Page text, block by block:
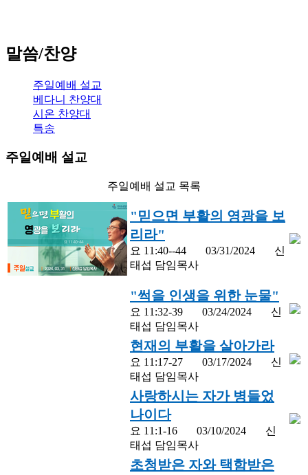
말씀/찬양
주일예배 설교
베다니 찬양대
시온 찬양대
특송
주일예배 설교
주일예배 설교 목록
"믿으면 부활의 영광을 보
리라"
요 11:40--44 03/31/2024
신
태섭 담임목사
"썩을 인생을 위한 눈물"
요 11:32-39 03/24/2024
신
태섭 담임목사
현재의 부활을 살아가라
요 11:17-27 03/17/2024
신
태섭 담임목사
사랑하시는 자가 병들었
나이다
요 11:1-16 03/10/2024
신
태섭 담임목사
초청받은 자와 택함받은